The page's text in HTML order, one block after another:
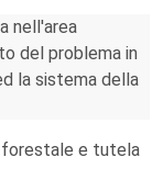
nell'area
del problema in
la sistema della
forestale e tutela